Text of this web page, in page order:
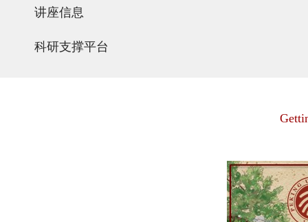
讲座信息
科研支撑平台